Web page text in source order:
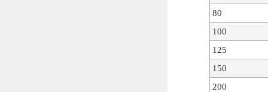
80
100
125
150
200